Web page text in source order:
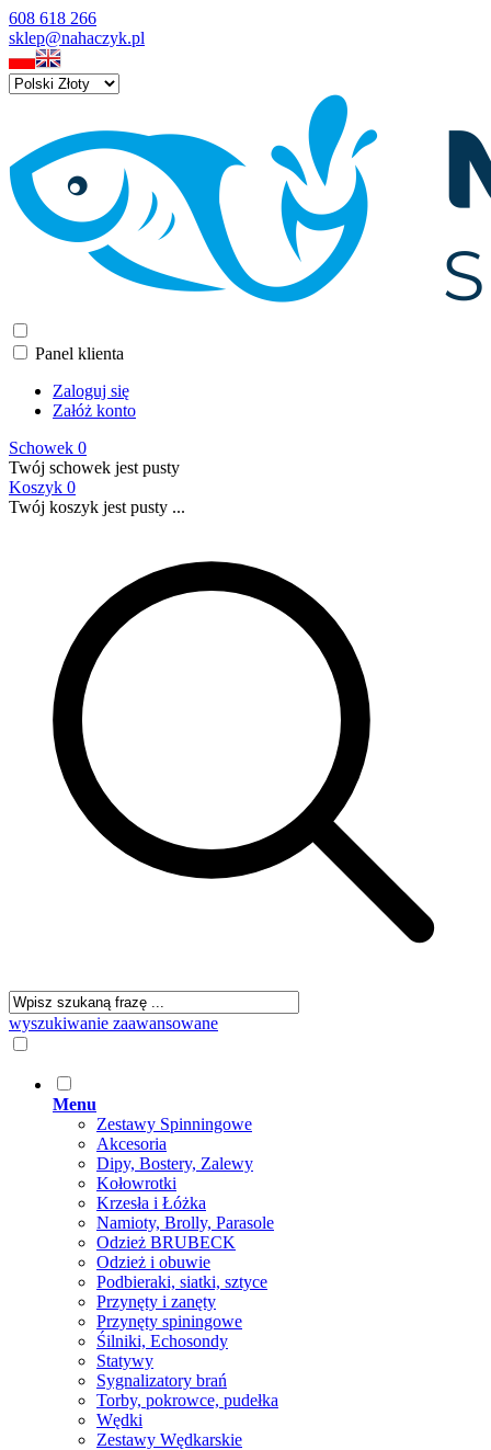
608 618 266
sklep@nahaczyk.pl
Panel klienta
Zaloguj się
Załóż konto
Schowek 0
Twój schowek jest pusty
Koszyk 0
Twój koszyk jest pusty ...
wyszukiwanie zaawansowane
Menu
Zestawy Spinningowe
Akcesoria
Dipy, Bostery, Zalewy
Kołowrotki
Krzesła i Łóżka
Namioty, Brolly, Parasole
Odzież BRUBECK
Odzież i obuwie
Podbieraki, siatki, sztyce
Przynęty i zanęty
Przynęty spiningowe
Śilniki, Echosondy
Statywy
Sygnalizatory brań
Torby, pokrowce, pudełka
Wędki
Zestawy Wędkarskie